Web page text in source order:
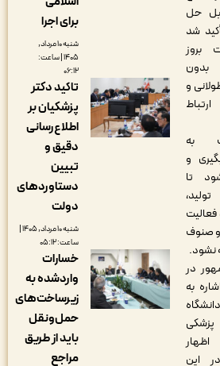
برای اجرا
شنبه ۱۰ مرداد,
۱۴۰۵ | ساعت:
تاکید دکتر
پزشکیان بر
اطلاع‌رسانی
دستاوردهای
شنبه ۱۰ مرداد, ۱۴۰۵ |
خسارات
واردشده به
زیرساخت‌های
حمل‌ونقل
باید از طریق